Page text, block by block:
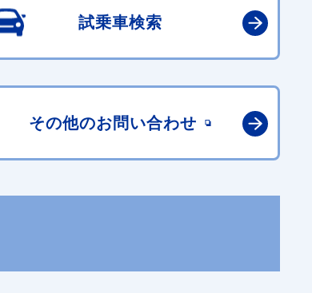
試乗車検索
その他のお問い合わせ